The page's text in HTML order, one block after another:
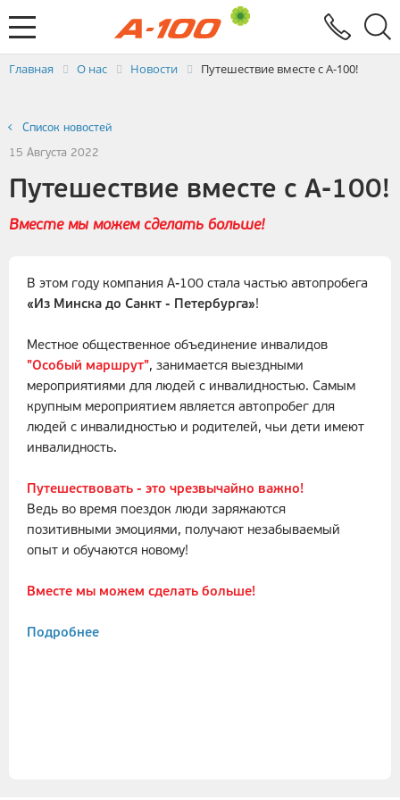
Услуги
Электронный документооборот
Заявка на выставление ЭСЧФ
Главная О нас Новости Путешествие вместе с А-100!
Список новостей
15 Августа 2022
Путешествие вместе с А-100!
Вместе мы можем сделать больше!
В этом году компания А-100 стала частью автопробега
«Из Минска до Санкт - Петербурга»!
Местное общественное объединение инвалидов
"Особый маршрут", занимается выездными
мероприятиями для людей с инвалидностью. Самым
крупным мероприятием является автопробег для
людей с инвалидностью и родителей, чьи дети имеют
инвалидность.
Путешествовать - это чрезвычайно важно!
Ведь во время поездок люди заряжаются
позитивными эмоциями, получают незабываемый
опыт и обучаются новому!
Вместе мы можем сделать больше!
Подробнее